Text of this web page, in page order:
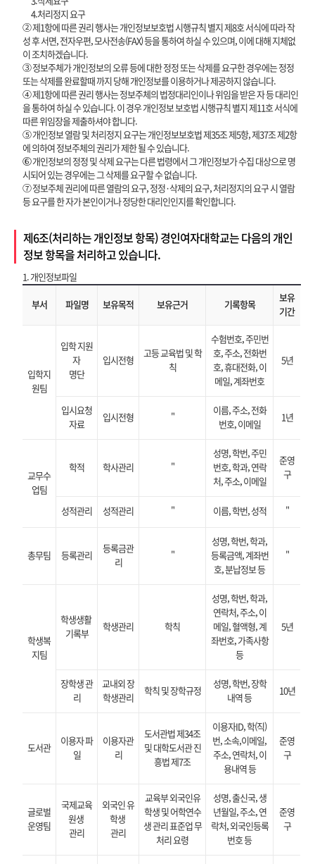
4.처리정지 요구
② 제1항에 따른 권리 행사는 개인정보보호법 시행규칙 별지 제8호 서식에 따라 작
성 후 서면, 전자우편, 모사전송(FAX) 등을 통하여 하실 수 있으며, 이에 대해 지체없
이 조치하겠습니다.
③ 정보주체가 개인정보의 오류 등에 대한 정정 또는 삭제를 요구한 경우에는 정정
또는 삭제를 완료할때 까지 당해 개인정보를 이용하거나 제공하지 않습니다.
④ 제1항에 따른 권리 행사는 정보주체의 법정대리인이나 위임을 받은 자 등 대리인
을 통하여 하실 수 있습니다. 이 경우 개인정보 보호법 시행규칙 별지 제11호 서식에
따른 위임장을 제출하셔야 합니다.
⑤ 개인정보 열람 및 처리정지 요구는 개인정보보호법 제35조 제5항, 제37조 제2항
에 의하여 정보주체의 권리가 제한 될 수 있습니다.
⑥ 개인정보의 정정 및 삭제 요구는 다른 법령에서 그 개인정보가 수집 대상으로 명
시되어 있는 경우에는 그 삭제를 요구할 수 없습니다.
⑦ 정보주체 권리에 따른 열람의 요구, 정정·삭제의 요구, 처리정지의 요구 시 열람
등 요구를 한 자가 본인이거나 정당한 대리인인지를 확인합니다.
제6조(처리하는 개인정보 항목) 경인여자대학교는 다음의 개인
정보 항목을 처리하고 있습니다.
1. 개인정보파일
부서 파일명 보유목적 보유근거 기록항목
보유
기간
입학지
원팀
입학 지원
자
명단
입시전형
고등 교육법 및 학
칙
수험번호, 주민번
호, 주소, 전화번
호, 휴대전화, 이
메일, 계좌번호
5년
입시요청
자료
입시전형 "
이름, 주소, 전화
번호, 이메일
1년
교무수
업팀
학적 학사관리 "
성명, 학번, 주민
번호, 학과, 연락
처, 주소, 이메일
준영
구
성적관리 성적관리 " 이름, 학번, 성적 "
총무팀 등록관리
등록금관
리
"
성명, 학번, 학과,
등록금액, 계좌번
호, 분납정보 등
"
학생복
지팀
학생생활
기록부
학생관리 학칙
성명, 학번, 학과,
연락처, 주소, 이
메일, 혈액형, 계
좌번호, 가족사항
등
5년
장학생 관
리
교내외 장
학생관리
학칙 및 장학규정
성명, 학번, 장학
내역 등
10년
도서관
이용자 파
일
이용자관
리
도서관법 제34조
및 대학도서관 진
흥법 제7조
이용자ID, 학(직)
번, 소속,이메일,
주소, 연락처, 이
용내역 등
준영
구
글로벌
운영팀
국제교육
원생
관리
외국인 유
학생
관리
교육부 외국인유
학생 및 어학연수
생 관리 표준업 무
처리 요령
성명, 출신국, 생
년월일, 주소, 연
락처, 외국인등록
번호 등
준영
구